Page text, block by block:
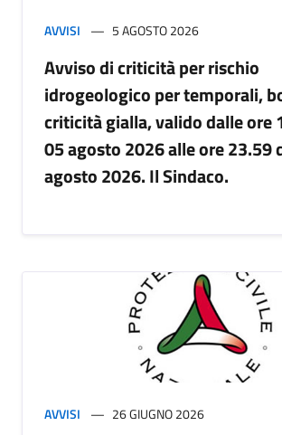
AVVISI 5 AGOSTO 2026
Avviso di criticità per rischio
idrogeologico per temporali,
criticità gialla, valido dalle ore
05 agosto 2026 alle ore 23.59
agosto 2026. Il Sindaco.
AVVISI 26 GIUGNO 2026